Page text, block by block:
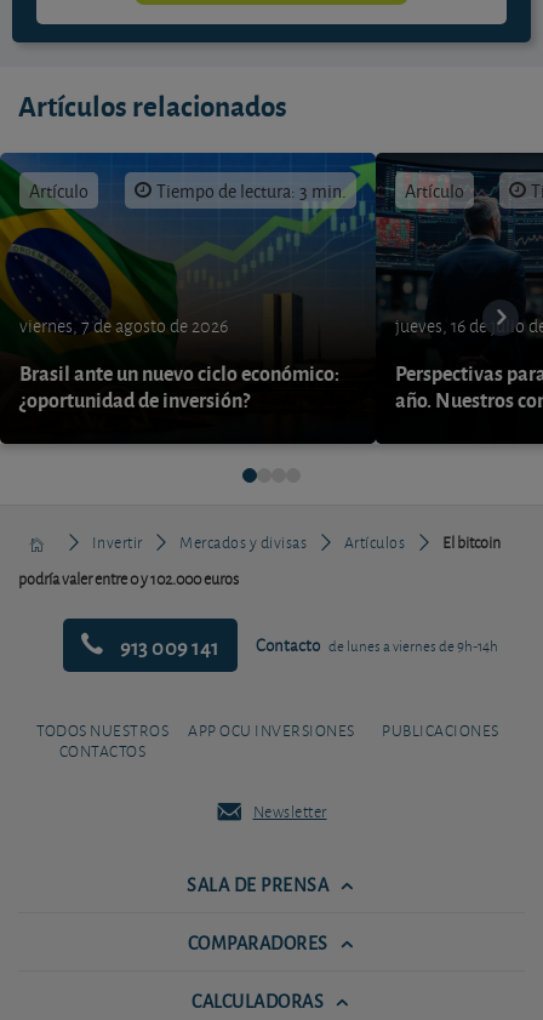
Artículos relacionados
Artículo Tiempo de lectura: 3 min.
viernes, 7 de agosto de 2026
Brasil ante un nuevo ciclo económico:
¿oportunidad de inversión?
Artículo
jueves, 16 de julio
Perspectivas
año. Nuestros
Invertir Mercados y divisas Artículos
El bitcoin
podría valer entre 0 y 102.000 euros
913 009 141 Contacto de lunes a viernes de 9h-14h
TODOS NUESTROS
CONTACTOS
APP OCU INVERSIONES PUBLICACIONES
Newsletter
SALA DE PRENSA
COMPARADORES
CALCULADORAS